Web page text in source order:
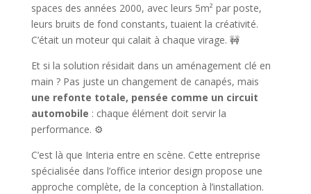
spaces des années 2000, avec leurs 5m² par poste,
leurs bruits de fond constants, tuaient la créativité.
C’était un moteur qui calait à chaque virage. 🚧
Et si la solution résidait dans un aménagement clé en
main ? Pas juste un changement de canapés, mais
une refonte totale, pensée comme un circuit
automobile : chaque élément doit servir la
performance. ⚙️
C’est là que Interia entre en scène. Cette entreprise
spécialisée dans l’office interior design propose une
approche complète, de la conception à l’installation.